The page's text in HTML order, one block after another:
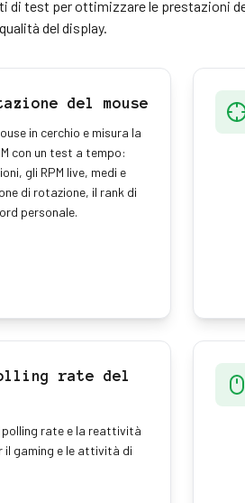
di test per ottimizzare le prestazioni
del display.
del mouse
in cerchio e misura la
con un test a tempo:
gli RPM live, medi e
di rotazione, il rank di
personale.
rate del
rate e la reattività
il gaming e le attività di